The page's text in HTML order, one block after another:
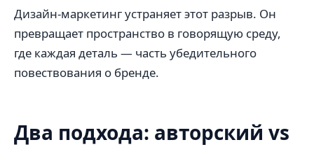
Дизайн-маркетинг устраняет этот разрыв. Он
превращает пространство в говорящую среду,
где каждая деталь — часть убедительного
повествования о бренде.
Два подхода: авторский vs